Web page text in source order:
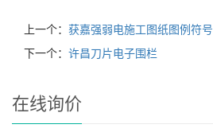
上一个： 获嘉强弱电施工图纸图例符号
下一个： 许昌刀片电子围栏
在线询价